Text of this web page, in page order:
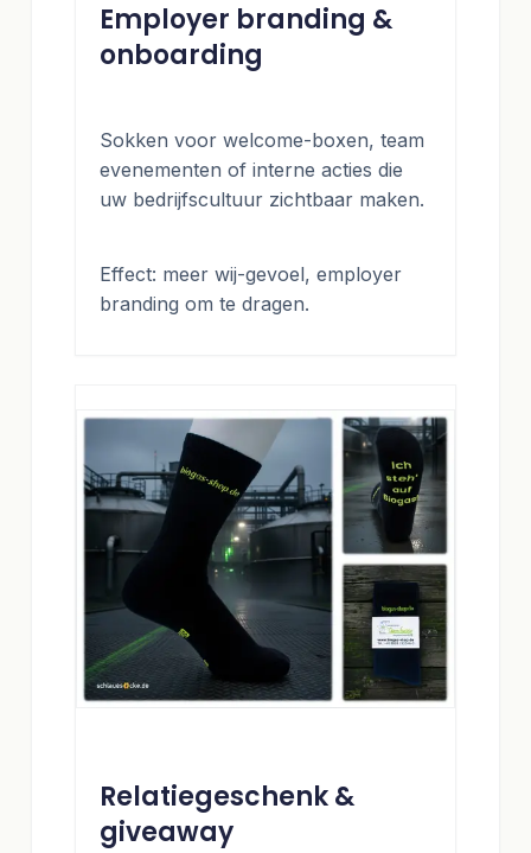
Employer branding &
onboarding
Sokken voor welcome-boxen, team
evenementen of interne acties die
uw bedrijfscultuur zichtbaar maken.
Effect: meer wij-gevoel, employer
branding om te dragen.
Relatiegeschenk &
giveaway